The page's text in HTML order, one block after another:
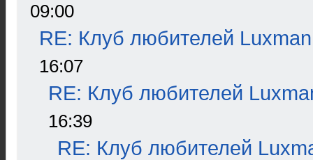
09:00
RE: Клуб любителей Luxman
16:07
RE: Клуб любителей
16:39
RE: Клуб любителей